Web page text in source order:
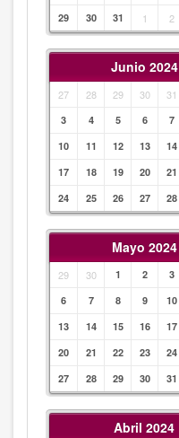
29
30 31 1 2
Junio 2024
27 28 29 30 31
3
4 5 6 7
10
11 12 13 14
17
18 19 20 21
24
25 26 27 28
Mayo 2024
29 30 1 2 3
6
7 8 9 10
13
14 15 16 17
20
21 22 23 24
27
28 29 30 31
Abril 2024